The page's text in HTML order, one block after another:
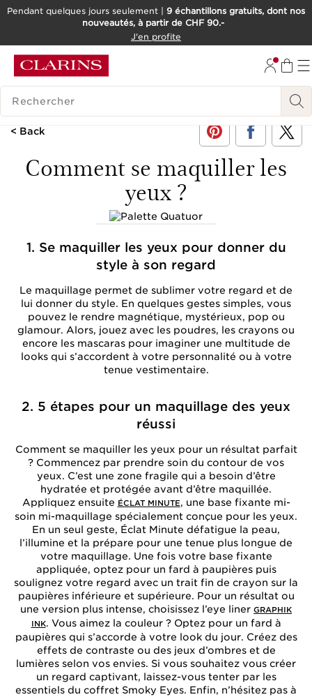
ALLER AU CONTENU
OUTIL D'ACCESSIBILITÉ
Pendant quelques jours seulement | 9 échantillons gratuits, dont nos
nouveautés, à partir de CHF 90.-
J'en profite
HISTORIQUE DES RECHERCHES
< Back
Comment se maquiller les
yeux ?
1. Se maquiller les yeux pour donner du
style à son regard
Le maquillage permet de sublimer votre regard et de
lui donner du style. En quelques gestes simples, vous
pouvez le rendre magnétique, mystérieux, pop ou
glamour. Alors, jouez avec les poudres, les crayons ou
encore les mascaras pour imaginer une multitude de
looks qui s’accordent à votre personnalité ou à votre
tenue vestimentaire.
2. 5 étapes pour un maquillage des yeux
réussi
Comment se maquiller les yeux pour un résultat parfait
? Commencez par prendre soin du contour de vos
yeux. C’est une zone fragile qui a besoin d’être
hydratée et protégée avant d’être maquillée.
Appliquez ensuite ÉCLAT MINUTE, une base fixante mi-
soin mi-maquillage spécialement conçue pour les yeux.
En un seul geste, Éclat Minute défatigue la peau,
l’illumine et la prépare pour une tenue plus longue de
votre maquillage. Une fois votre base fixante
appliquée, optez pour un fard à paupières puis
soulignez votre regard avec un trait fin de crayon sur la
paupières inférieure et supérieure. Pour un résultat ou
une version plus intense, choisissez l’eye liner GRAPHIK
INK. Vous aimez la couleur ? Optez pour un fard à
paupières qui s’accorde à votre look du jour. Créez des
effets de contraste ou des jeux d’ombres et de
lumières selon vos envies. Si vous souhaitez vous créer
un regard captivant, laissez-vous tenter par les
essentiels du coffret Smoky Eyes. Enfin, n’hésitez pas à